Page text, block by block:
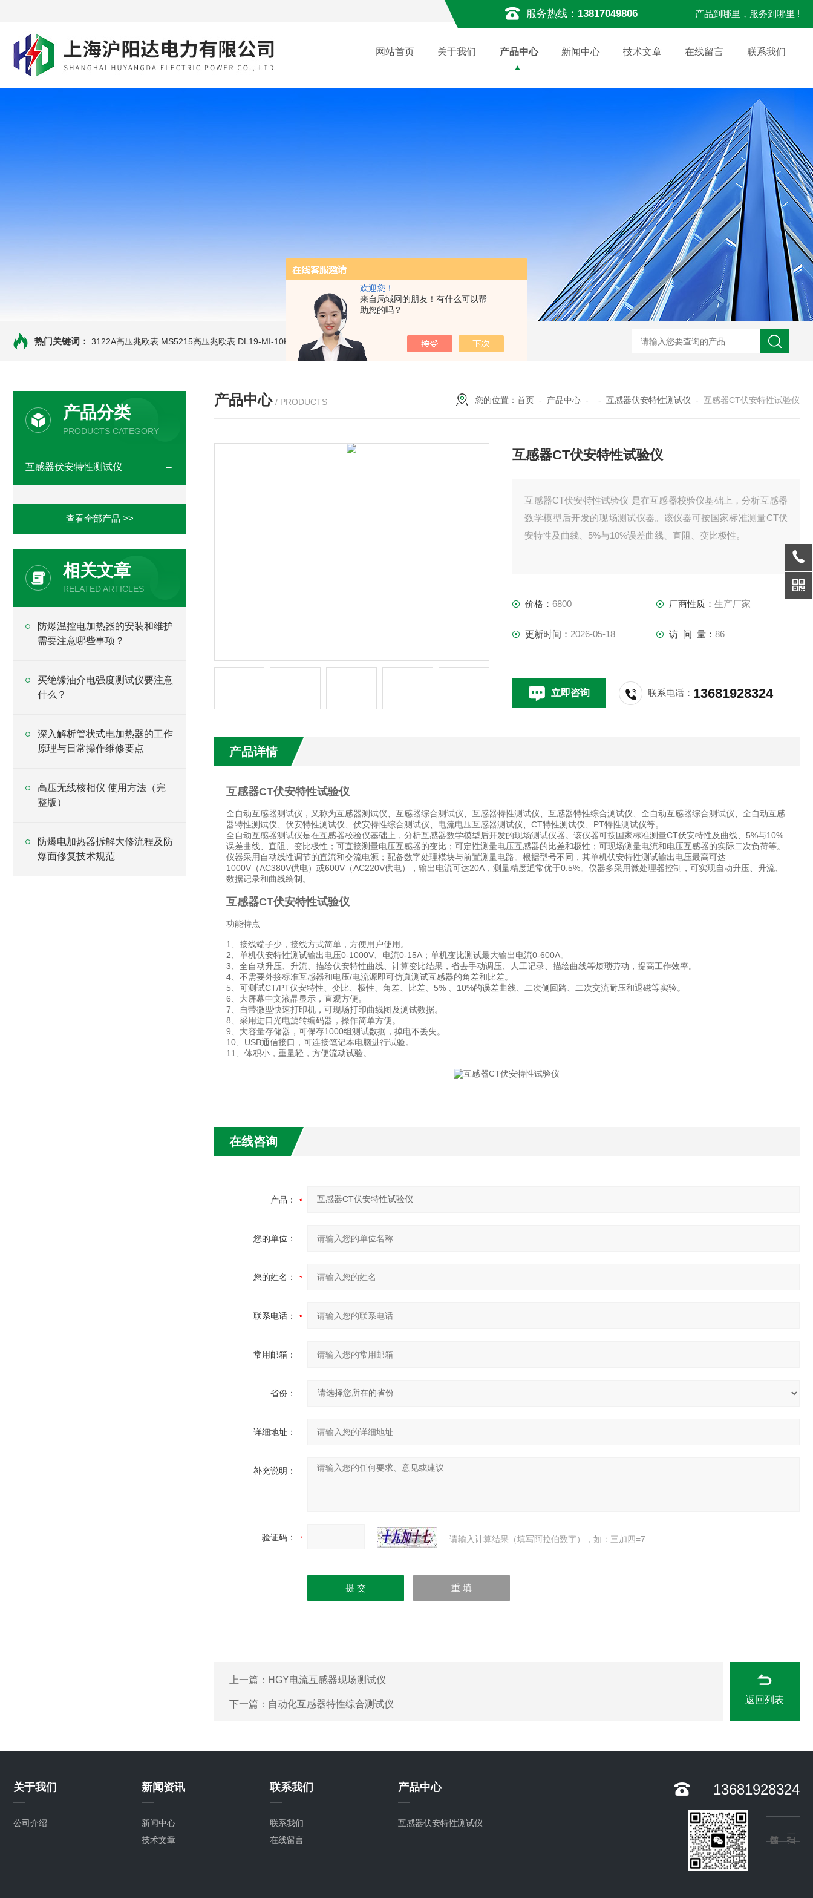
欢迎您！
来自局域网的朋友！有什么可以帮
助您的吗？
服务热线： 13817049806 产品到哪里，服务到哪里 !
网站首页 关于我们 产品中心 新闻中心 技术文章 在线留言 联系我们
热门关键词： 3122A高压兆欧表 MS5215高压兆欧表 DL19-MI-10KVe 高压兆欧表 5000V数字高压兆欧表 CS2077型CS2077高压兆欧表校验仪 GM-5KV-20KV型可调高压兆欧表GM-5KV-20KV nl3203型
产品分类
PRODUCTS CATEGORY
互感器伏安特性测试仪
查看全部产品 >>
相关文章
RELATED ARTICLES
防爆温控电加热器的安装和维护
需要注意哪些事项？
买绝缘油介电强度测试仪要注意
什么？
深入解析管状式电加热器的工作
原理与日常操作维修要点
高压无线核相仪 使用方法（完
整版）
防爆电加热器拆解大修流程及防
爆面修复技术规范
产品中心 / PRODUCTS 您的位置： 首页 - 产品中心 - - 互感器伏安特性测试仪 - 互感器CT伏安特性试验仪
互感器CT伏安特性试验仪
互感器CT伏安特性试验仪 是在互感器校验仪基础上，分析互感器
数学模型后开发的现场测试仪器。该仪器可按国家标准测量CT伏
安特性及曲线、5%与10%误差曲线、直阻、变比极性。
价格：6800 厂商性质： 生产厂家
更新时间： 2026-05-18 访 问 量： 86
立即咨询 联系电话： 13681928324
产品详情
互感器CT伏安特性试验仪
全自动互感器测试仪，又称为互感器测试仪、互感器综合测试仪、互感器特性测试仪、互感器特性综合测试仪、全自动互感器综合测试仪、全自动互感
器特性测试仪、伏安特性测试仪、伏安特性综合测试仪、电流电压互感器测试仪、CT特性测试仪、PT特性测试仪等。
全自动互感器测试仪是在互感器校验仪基础上，分析互感器数学模型后开发的现场测试仪器。该仪器可按国家标准测量CT伏安特性及曲线、5%与10%
误差曲线、直阻、变比极性；可直接测量电压互感器的变比；可定性测量电压互感器的比差和极性；可现场测量电流和电压互感器的实际二次负荷等。
仪器采用自动线性调节的直流和交流电源；配备数字处理模块与前置测量电路。根据型号不同，其单机伏安特性测试输出电压最高可达
1000V（AC380V供电）或600V（AC220V供电），输出电流可达20A，测量精度通常优于0.5%。仪器多采用微处理器控制，可实现自动升压、升流、
数据记录和曲线绘制。
互感器CT伏安特性试验仪
功能特点
1、接线端子少，接线方式简单，方便用户使用。
2、单机伏安特性测试输出电压0-1000V、电流0-15A；单机变比测试最大输出电流0-600A。
3、全自动升压、升流、描绘伏安特性曲线、计算变比结果，省去手动调压、人工记录、描绘曲线等烦琐劳动，提高工作效率。
4、不需要外接标准互感器和电压/电流源即可仿真测试互感器的角差和比差。
5、可测试CT/PT伏安特性、变比、极性、角差、比差、5% 、10%的误差曲线、二次侧回路、二次交流耐压和退磁等实验。
6、大屏幕中文液晶显示，直观方便。
7、自带微型快速打印机，可现场打印曲线图及测试数据。
8、采用进口光电旋转编码器，操作简单方便。
9、大容量存储器，可保存1000组测试数据，掉电不丢失。
10、USB通信接口，可连接笔记本电脑进行试验。
11、体积小，重量轻，方便流动试验。
在线咨询
产品：
您的单位：
您的姓名：
联系电话：
常用邮箱：
省份：
详细地址：
补充说明：
验证码： 请输入计算结果（填写阿拉伯数字），如：三加四=7
上一篇： HGY电流互感器现场测试仪
下一篇： 自动化互感器特性综合测试仪 返回列表
关于我们
公司介绍
新闻资讯
新闻中心
技术文章
联系我们
联系我们
在线留言
产品中心
互感器伏安特性测试仪
13681928324